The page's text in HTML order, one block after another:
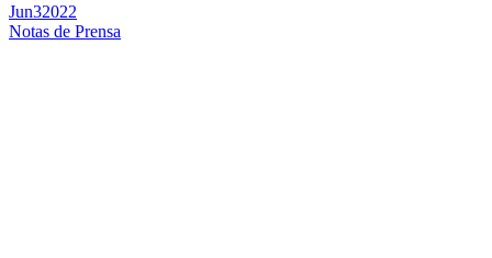
Jun32022
Notas de Prensa